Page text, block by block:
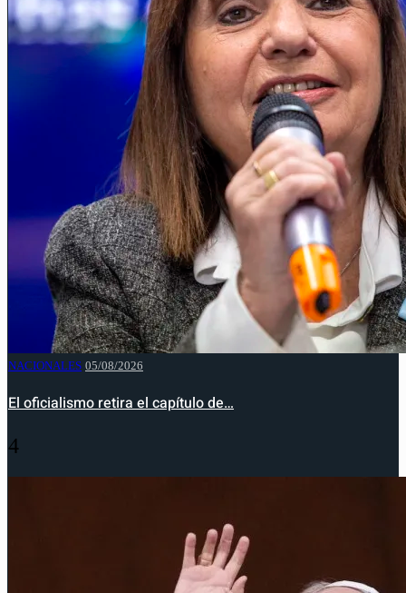
NACIONALES 05/08/2026
El oficialismo retira el capítulo de…
4